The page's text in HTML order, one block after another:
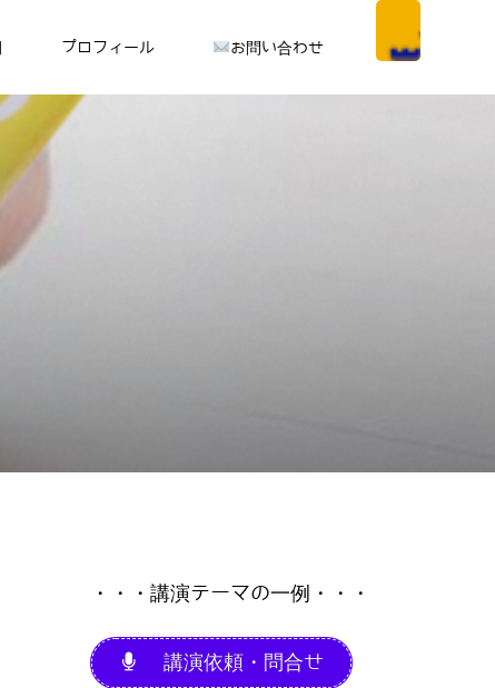
プロフィール お問い合わせ
・・・講演テーマの一例・・・
講演依頼・問合せ